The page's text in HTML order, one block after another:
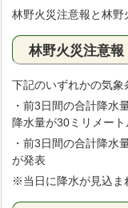
林野火災注意報と林野
林野火災注意報
下記のいずれかの気象
・前3日間の合計降水
降水量が30ミリメー
・前3日間の合計降水
が発表
※当日に降水が見込ま